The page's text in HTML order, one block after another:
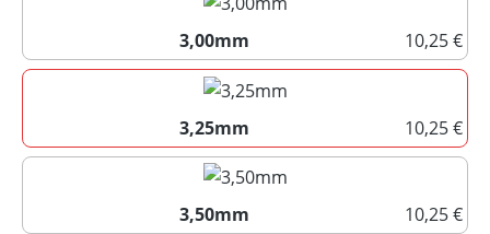
3,00mm
10,25 €
3,00mm
3,25mm
10,25 €
3,25mm
3,50mm
10,25 €